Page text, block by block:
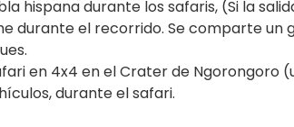
hispana durante los safaris, (Si la
durante el recorrido. Se comparte un
en 4x4 en el Crater de Ngorongoro
durante el safari.